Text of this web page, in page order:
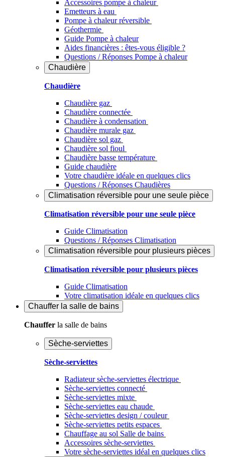
Accessoires pompe à chaleur
Emetteurs à eau
Pompe à chaleur réversible
Géothermie
Guide Pompe à chaleur
Aides financières : êtes-vous éligible ?
Questions / Réponses Pompe à chaleur
Chaudière
Chaudière
Chaudière gaz
Chaudière connectée
Chaudière à condensation
Chaudière murale gaz
Chaudière sol gaz
Chaudière sol fioul
Chaudière basse température
Guide chaudière
Votre chaudière idéale en quelques clics
Questions / Réponses Chaudières
Climatisation réversible pour une seule pièce
Climatisation réversible pour une seule pièce
Guide Climatisation
Questions / Réponses Climatisation
Climatisation réversible pour plusieurs pièces
Climatisation réversible pour plusieurs pièces
Guide Climatisation
Votre climatisation idéale en quelques clics
Chauffer la salle de bains
Chauffer la salle de bains
Sèche-serviettes
Sèche-serviettes
Radiateur sèche-serviettes électrique
Sèche-serviettes connecté
Sèche-serviettes mixte
Sèche-serviettes eau chaude
Sèche-serviettes design / couleur
Sèche-serviettes petits espaces
Chauffage au sol Salle de bains
Accessoires sèche-serviettes
Votre sèche-serviettes idéal en quelques clics